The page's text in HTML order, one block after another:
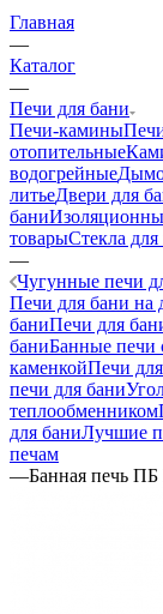
Главная
—
Каталог
—
Печи для бани
Печи-камины
отопительные
водогрейные
литьеДвери для
бани
товарыСтекла для
—
Чугунные печи
Печи для бани на
баниПечи для
баниБанные печи
каменкойПечи
печи для бани
теплообменником
для баниЛучшие
печам
—Банная печь ПБ